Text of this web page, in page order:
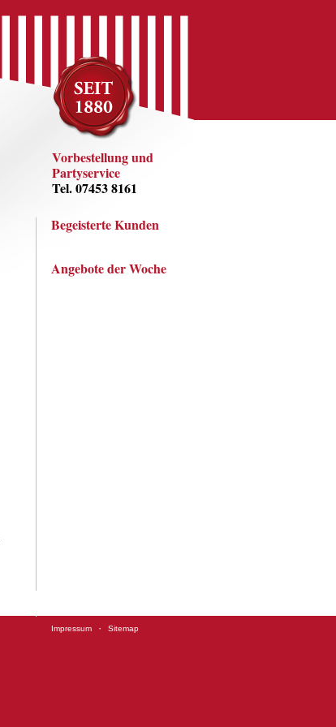
Vorbestellung und
Partyservice
Tel. 07453 8161
Begeisterte Kunden
Angebote der Woche
Impressum · Sitemap